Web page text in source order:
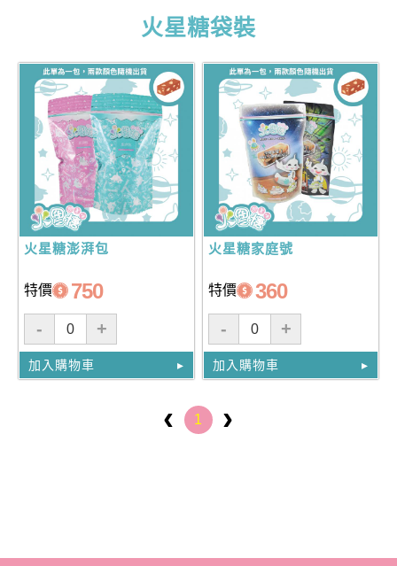
火星糖袋裝
火星糖澎湃包
特價 750
- +
加入購物車
火星糖家庭號
特價 360
- +
加入購物車
1